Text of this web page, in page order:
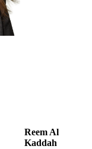
Reem Al
Kaddah